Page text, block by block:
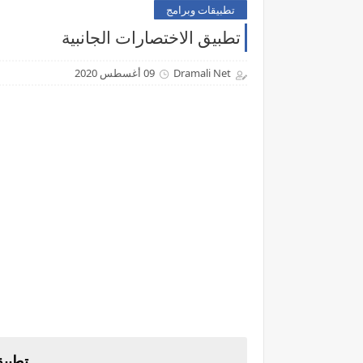
تطبيقات وبرامج
تطبيق الاختصارات الجانبية
Dramali Net 09 أغسطس 2020